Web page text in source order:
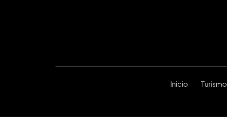
Inicio Turismo